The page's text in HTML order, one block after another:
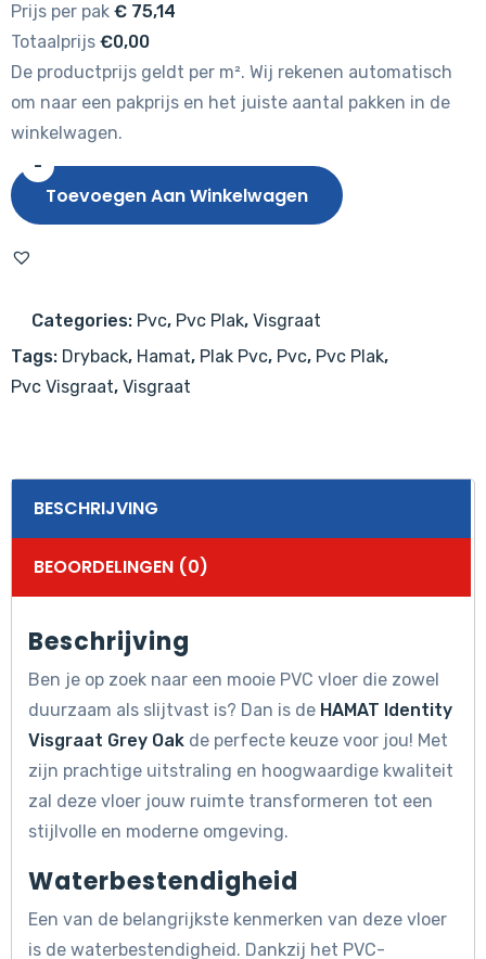
Prijs per pak € 75,14
Totaalprijs €0,00
De productprijs geldt per m². Wij rekenen automatisch
om naar een pakprijs en het juiste aantal pakken in de
winkelwagen.
-
HAMAT
Identity
Grey
aantal
Toevoegen Aan Winkelwagen
Categories: Pvc, Pvc Plak, Visgraat
Tags: Dryback, Hamat, Plak Pvc, Pvc, Pvc Plak,
Pvc Visgraat, Visgraat
BESCHRIJVING
BEOORDELINGEN (0)
Beschrijving
Ben je op zoek naar een mooie PVC vloer die zowel
duurzaam als slijtvast is? Dan is de HAMAT Identity
Visgraat Grey Oak de perfecte keuze voor jou! Met
zijn prachtige uitstraling en hoogwaardige kwaliteit
zal deze vloer jouw ruimte transformeren tot een
stijlvolle en moderne omgeving.
Waterbestendigheid
Een van de belangrijkste kenmerken van deze vloer
is de waterbestendigheid. Dankzij het PVC-